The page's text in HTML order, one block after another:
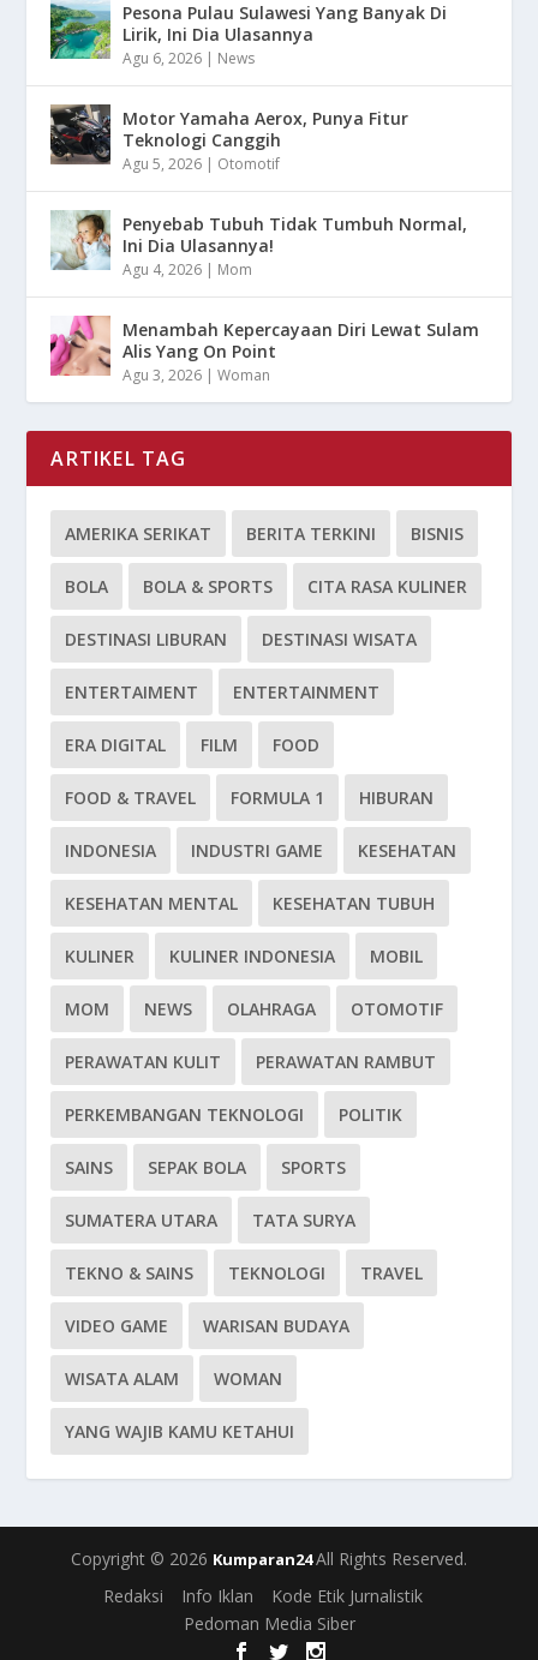
Pesona Pulau Sulawesi Yang Banyak Di
Lirik, Ini Dia Ulasannya
Agu 6, 2026 | News
Motor Yamaha Aerox, Punya Fitur
Teknologi Canggih
Agu 5, 2026 | Otomotif
Penyebab Tubuh Tidak Tumbuh Normal,
Ini Dia Ulasannya!
Agu 4, 2026 | Mom
Menambah Kepercayaan Diri Lewat Sulam
Alis Yang On Point
Agu 3, 2026 |Woman
ARTIKEL TAG
AMERIKA SERIKAT BERITA TERKINI BISNIS
BOLA BOLA & SPORTS CITA RASA KULINER
DESTINASI LIBURAN DESTINASI WISATA
ENTERTAIMENT ENTERTAINMENT
ERA DIGITAL FILM FOOD
FOOD & TRAVEL FORMULA 1 HIBURAN
INDONESIA INDUSTRI GAME KESEHATAN
KESEHATAN MENTAL KESEHATAN TUBUH
KULINER KULINER INDONESIA MOBIL
MOM NEWS OLAHRAGA OTOMOTIF
PERAWATAN KULIT PERAWATAN RAMBUT
PERKEMBANGAN TEKNOLOGI POLITIK
SAINS SEPAK BOLA SPORTS
SUMATERA UTARA TATA SURYA
TEKNO & SAINS TEKNOLOGI TRAVEL
VIDEO GAME WARISAN BUDAYA
WISATA ALAM WOMAN
YANG WAJIB KAMU KETAHUI
Copyright © 2026 Kumparan24All Rights Reserved.
Redaksi
Info Iklan
Kode Etik Jurnalistik
Pedoman Media Siber